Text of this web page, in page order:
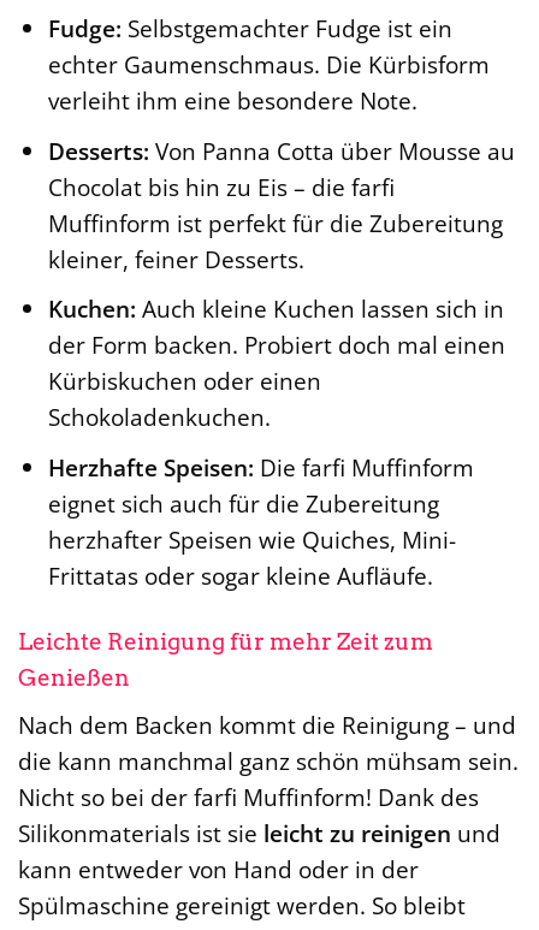
Fudge: Selbstgemachter Fudge ist ein
echter Gaumenschmaus. Die Kürbisform
verleiht ihm eine besondere Note.
Desserts: Von Panna Cotta über Mousse au
Chocolat bis hin zu Eis – die farfi
Muffinform ist perfekt für die Zubereitung
kleiner, feiner Desserts.
Kuchen: Auch kleine Kuchen lassen sich in
der Form backen. Probiert doch mal einen
Kürbiskuchen oder einen
Schokoladenkuchen.
Herzhafte Speisen: Die farfi Muffinform
eignet sich auch für die Zubereitung
herzhafter Speisen wie Quiches, Mini-
Frittatas oder sogar kleine Aufläufe.
Leichte Reinigung für mehr Zeit zum
Genießen
Nach dem Backen kommt die Reinigung – und
die kann manchmal ganz schön mühsam sein.
Nicht so bei der farfi Muffinform! Dank des
Silikonmaterials ist sie leicht zu reinigen und
kann entweder von Hand oder in der
Spülmaschine gereinigt werden. So bleibt